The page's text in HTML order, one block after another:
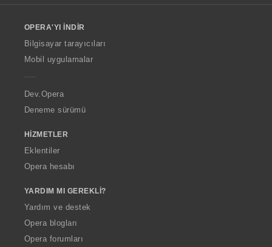
w
O
p
a
OPERA'YI İNDIR
Bilgisayar tarayıcıları
Mobil uygulamalar
Dev.Opera
Deneme sürümü
HIZMETLER
Eklentiler
Opera hesabı
YARDIM MI GEREKLI?
Yardım ve destek
Opera blogları
Opera forumları